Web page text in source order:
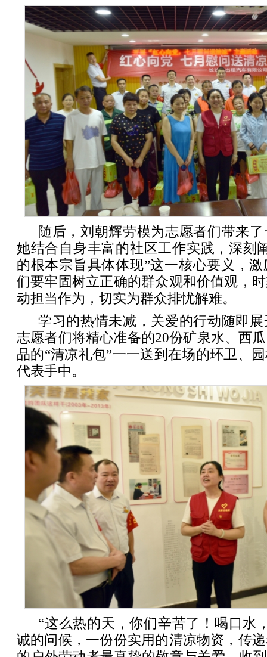
随后，刘朝辉劳模为志愿者们带来
她结合自身丰富的社区工作实践，深刻
的根本宗旨具体体现”这一核心要义，
们要牢固树立正确的群众观和价值观，
动担当作为，切实为群众排忧解难。
学习的热情未减，关爱的行动随即
志愿者们将精心准备的20份矿泉水、西
品的“清凉礼包”一一送到在场的环卫、
代表手中。
“这么热的天，你们辛苦了！喝口水
诚的问候，一份份实用的清凉物资，传